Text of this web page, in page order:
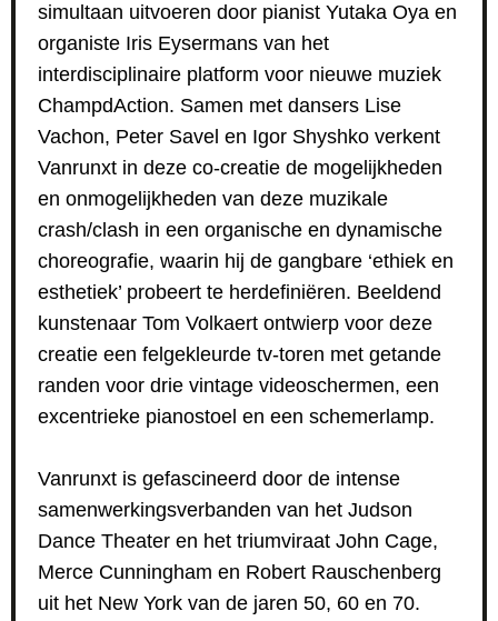
simultaan uitvoeren door pianist Yutaka Oya en
organiste Iris Eysermans van het
interdisciplinaire platform voor nieuwe muziek
ChampdAction. Samen met dansers Lise
Vachon, Peter Savel en Igor Shyshko verkent
Vanrunxt in deze co-creatie de mogelijkheden
en onmogelijkheden van deze muzikale
crash/clash in een organische en dynamische
choreografie, waarin hij de gangbare ‘ethiek en
esthetiek’ probeert te herdefiniëren. Beeldend
kunstenaar Tom Volkaert ontwierp voor deze
creatie een felgekleurde tv-toren met getande
randen voor drie vintage videoschermen, een
excentrieke pianostoel en een schemerlamp.
Vanrunxt is gefascineerd door de intense
samenwerkingsverbanden van het Judson
Dance Theater en het triumviraat John Cage,
Merce Cunningham en Robert Rauschenberg
uit het New York van de jaren 50, 60 en 70.